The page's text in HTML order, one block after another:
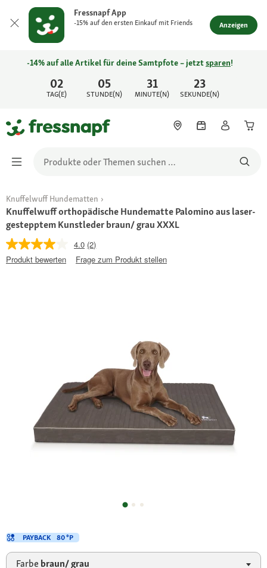
Fressnapf App
-15% auf den ersten Einkauf mit Friends Anzeigen
02
TAG(E)
05
STUNDE(N)
31
MINUTE(N)
23
SEKUNDE(N)
-14% auf alle Artikel für deine Samtpfote – jetztsparen!
Knuffelwuff Hundematten
Knuffelwuff orthopädische Hundematte Palomino aus laser-
gestepptem Kunstleder braun/ grau XXXL
4.0 (2)
Produkt bewerten
Frage zum Produkt stellen
Farbe braun/ grau
PAYBACK 80 °P